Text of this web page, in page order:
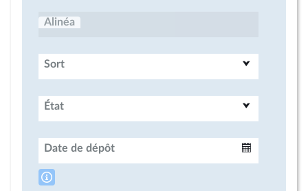
Alinéa
Sort
État
Date de dépôt